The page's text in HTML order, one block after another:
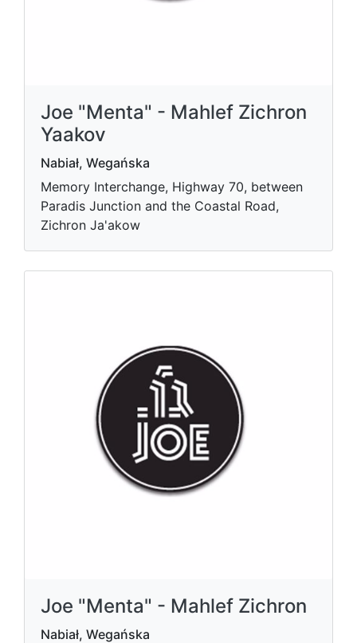
Joe "Menta" - Mahlef Zichron
Yaakov
Nabiał, Wegańska
Memory Interchange, Highway 70, between
Paradis Junction and the Coastal Road,
Zichron Ja'akow
Joe "Menta" - Mahlef Zichron
Nabiał, Wegańska